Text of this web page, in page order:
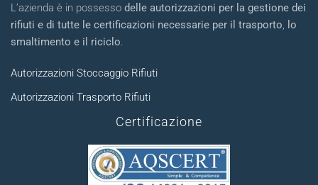
L’azienda è in possesso delle autorizzazioni per la gestione dei
rifiuti e di tutte le certificazioni necessarie per il trasporto, lo
smaltimento e il riciclo.
Autorizzazioni Stoccaggio Rifiuti
Autorizzazioni Trasporto Rifiuti
Certificazione